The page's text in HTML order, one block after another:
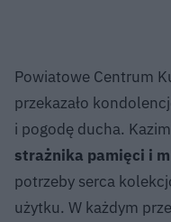
Powiatowe Centrum
przekazało
i pogodę ducha.
strażnika pamięci i
potrzeby serca
użytku. W każdym